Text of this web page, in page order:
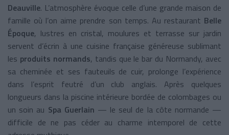
Deauville. L’atmosphère évoque celle d’une grande maison de
famille où l’on aime prendre son temps. Au restaurant Belle
Époque, lustres en cristal, moulures et terrasse sur jardin
servent d’écrin à une cuisine française généreuse sublimant
les produits normands, tandis que le bar du Normandy, avec
sa cheminée et ses fauteuils de cuir, prolonge l’expérience
dans l’esprit feutré d’un club anglais. Après quelques
longueurs dans la piscine intérieure bordée de colombages ou
un soin au Spa Guerlain — le seul de la côte normande —
difficile de ne pas céder au charme intemporel de cette